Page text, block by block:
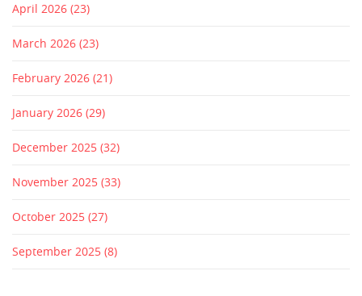
April 2026 (23)
March 2026 (23)
February 2026 (21)
January 2026 (29)
December 2025 (32)
November 2025 (33)
October 2025 (27)
September 2025 (8)